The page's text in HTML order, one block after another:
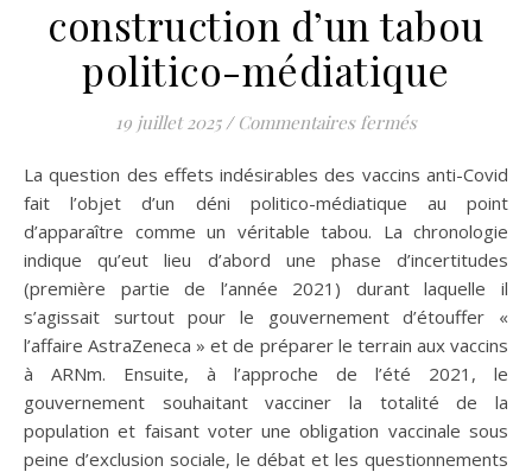
construction d’un tabou
politico-médiatique
19 juillet 2025 / Commentaires ferméssur Effets
La question des effets indésirables des vaccins anti-Covid
fait l’objet d’un déni politico-médiatique au point
d’apparaître comme un véritable tabou. La chronologie
indique qu’eut lieu d’abord une phase d’incertitudes
(première partie de l’année 2021) durant laquelle il
s’agissait surtout pour le gouvernement d’étouffer «
l’affaire AstraZeneca » et de préparer le terrain aux vaccins
à ARNm. Ensuite, à l’approche de l’été 2021, le
gouvernement souhaitant vacciner la totalité de la
population et faisant voter une obligation vaccinale sous
peine d’exclusion sociale, le débat et les questionnements